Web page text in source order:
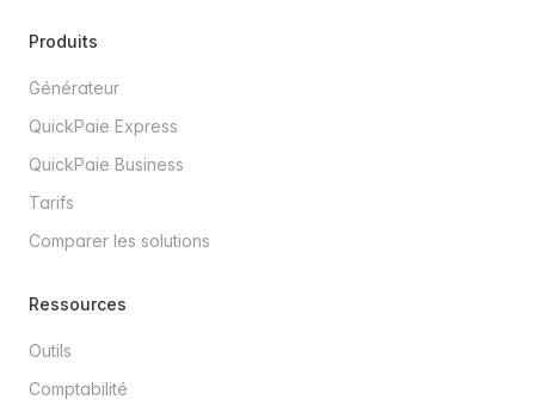
Produits
Générateur
QuickPaie Express
QuickPaie Business
Tarifs
Comparer les solutions
Ressources
Outils
Comptabilité